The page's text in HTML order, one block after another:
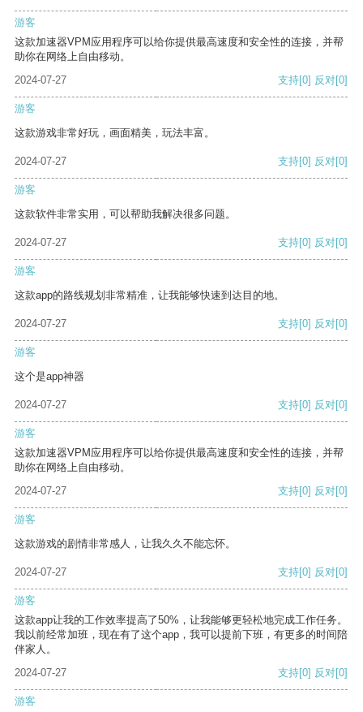
游客
这款加速器VPM应用程序可以给你提供最高速度和安全性的连接，并帮
助你在网络上自由移动。
2024-07-27
支持[0] 反对[0]
游客
这款游戏非常好玩，画面精美，玩法丰富。
2024-07-27 支持[0] 反对[0]
游客
这款软件非常实用，可以帮助我解决很多问题。
2024-07-27 支持[0] 反对[0]
游客
这款app的路线规划非常精准，让我能够快速到达目的地。
2024-07-27 支持[0] 反对[0]
游客
这个是app神器
2024-07-27 支持[0] 反对[0]
游客
这款加速器VPM应用程序可以给你提供最高速度和安全性的连接，并帮
助你在网络上自由移动。
2024-07-27
支持[0] 反对[0]
游客
这款游戏的剧情非常感人，让我久久不能忘怀。
2024-07-27 支持[0] 反对[0]
游客
这款app让我的工作效率提高了50%，让我能够更轻松地完成工作任务。
我以前经常加班，现在有了这个app，我可以提前下班，有更多的时间陪
伴家人。
2024-07-27
支持[0] 反对[0]
游客